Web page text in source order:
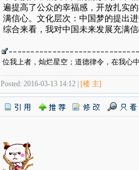
遍提高了公众的幸福感，开放扎实
满信心。文化层次：中国梦的提出
综合来看，我对中国未来发展充满
位我上者，灿烂星空；道德律令，在我心
Posted: 2016-03-13 14:12 | [楼 主]